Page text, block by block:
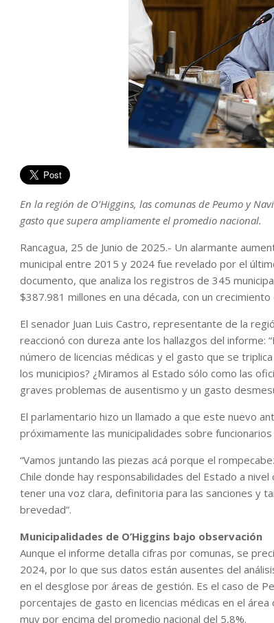
En la región de O’Higgins, las comunas de Peumo y
gasto que supera ampliamente el promedio nacional.
Rancagua, 25 de Junio de 2025.- Un alarmante
municipal entre 2015 y 2024 fue revelado por el
documento, que analiza los registros de 345
$387.981 millones en una década, con un
El senador Juan Luis Castro, representante de la
reaccionó con dureza ante los hallazgos del informe:
número de licencias médicas y el gasto que se
los municipios? ¿Miramos al Estado sólo como las
graves problemas de ausentismo y un gasto
El parlamentario hizo un llamado a que este nuevo
próximamente las municipalidades sobre
“Vamos juntando las piezas acá porque el
Chile donde hay responsabilidades del Estado a
tener una voz clara, definitoria para las sanciones y
brevedad”.
Municipalidades de O’Higgins bajo observación
Aunque el informe detalla cifras por comunas, se
2024, por lo que sus datos están ausentes del
en el desglose por áreas de gestión. Es el caso de
porcentajes de gasto en licencias médicas en el área
muy por encima del promedio nacional del 5,8%.